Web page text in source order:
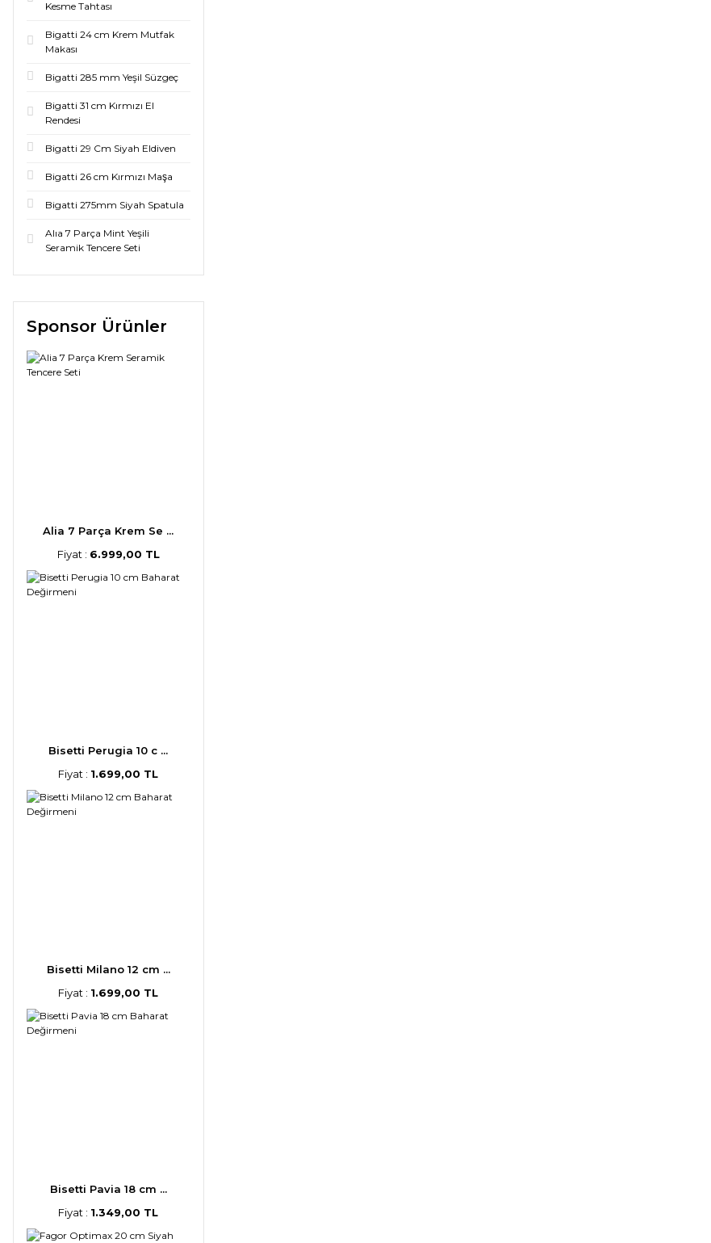
Kesme Tahtası
Bigatti 24 cm Krem Mutfak
Makası
Bigatti 285 mm Yeşil Süzgeç
Bigatti 31 cm Kırmızı El
Rendesi
Bigatti 29 Cm Siyah Eldiven
Bigatti 26 cm Kırmızı Maşa
Bigatti 275mm Siyah Spatula
Alıa 7 Parça Mint Yeşili
Seramik Tencere Seti
Sponsor Ürünler
Alia 7 Parça Krem Se ...
Fiyat : 6.999,00 TL
Bisetti Perugia 10 c ...
Fiyat : 1.699,00 TL
Bisetti Milano 12 cm ...
Fiyat : 1.699,00 TL
Bisetti Pavia 18 cm ...
Fiyat : 1.349,00 TL